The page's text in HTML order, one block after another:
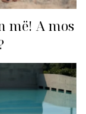
A mos